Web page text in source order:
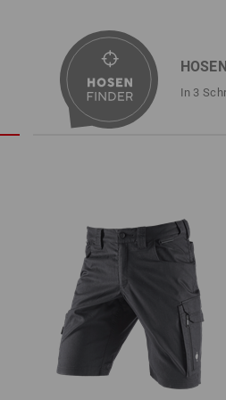
2 Gesäßtaschen
linkes Bein: geräumiges
weiteres großes Fach mit
rechtes Bein: geräumiges
durch Klett größenverstellbar,
praktische Öse zum Anklippen
Maschinenwäsche 40 °C
Trocknen im Trockner schonend
Chemische Reinigung mit
Perchlorethylen möglich
!!! Saisonartikel !!! Lieferung nur
Sehr geräumig, oft mehrteilig und mit
Reißverschluss: Die Schenkeltaschen
verschiedenen Ausführungen. Eines
die optimale Platzierung sind alle
Hand und wieder verstaut.
In 3